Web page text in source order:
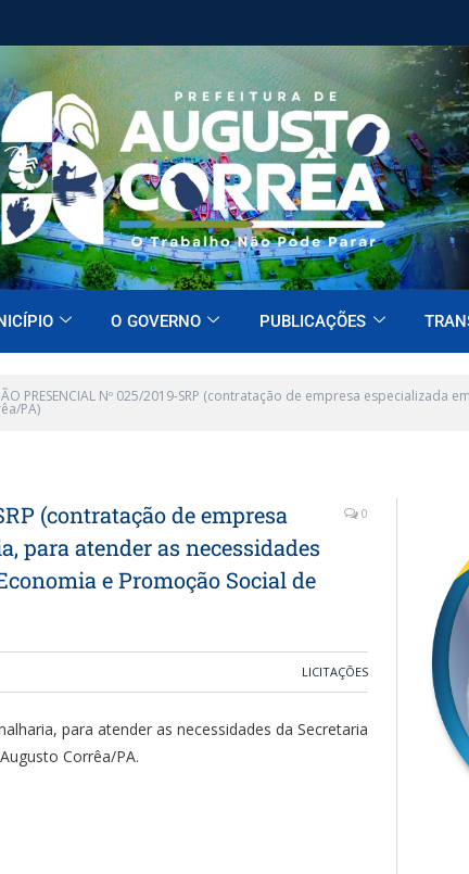
O GOVERNO PUBLICAÇÕES
PRESENCIAL Nº 025/2019-SRP (contratação de empresa
PA)
(contratação de empresa
para atender as necessidades
e Promoção Social de
0
LICITAÇÕES
para atender as necessidades da Secretaria
Corrêa/PA.